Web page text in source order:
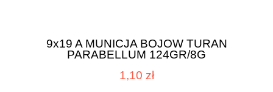
9x19 A MUNICJA BOJOW TURAN
PARABELLUM 124GR/8G
1,10 zł